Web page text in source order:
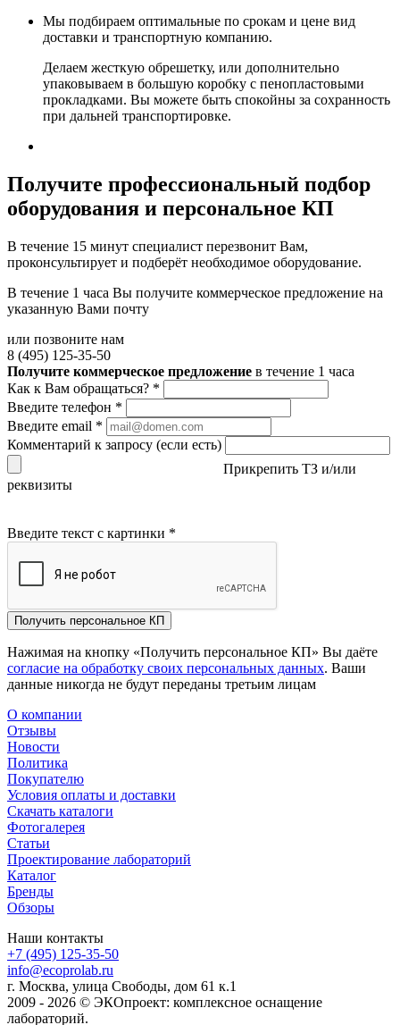
Мы подбираем оптимальные по срокам и цене вид
доставки и транспортную компанию.
Делаем жесткую обрешетку, или дополнительно
упаковываем в большую коробку с пенопластовыми
прокладками. Вы можете быть спокойны за сохранность
при дальней транспортировке.
Получите профессиональный подбор
оборудования и персональное КП
В течение 15 минут специалист перезвонит Вам,
проконсультирует и подберёт необходимое оборудование.
В течение 1 часа Вы получите коммерческое предложение на
указанную Вами почту
или позвоните нам
8 (495) 125-35-50
Получите коммерческое предложение в течение 1 часа
Как к Вам обращаться? *
Введите телефон *
Введите email *
Комментарий к запросу (если есть)
Прикрепить ТЗ и/или
реквизиты
Введите текст с картинки *
Получить персональное КП
Нажимая на кнопку «Получить персональное КП» Вы даёте
согласие на обработку своих персональных данных. Ваши
данные никогда не будут переданы третьим лицам
О компании
Отзывы
Новости
Политика
Покупателю
Условия оплаты и доставки
Скачать каталоги
Фотогалерея
Статьи
Проектирование лабораторий
Каталог
Бренды
Обзоры
Наши контакты
+7 (495) 125-35-50
info@ecoprolab.ru
г. Москва, улица Свободы, дом 61 к.1
2009 - 2026 © ЭКОпроект: комплексное оснащение
лабораторий.